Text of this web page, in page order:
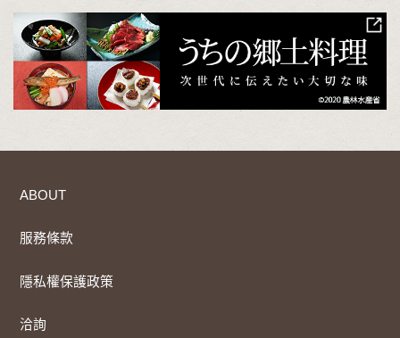
ABOUT
服務條款
隱私權保護政策
洽詢